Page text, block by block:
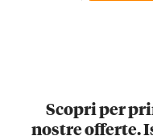
Scopri per
nostre offerte.